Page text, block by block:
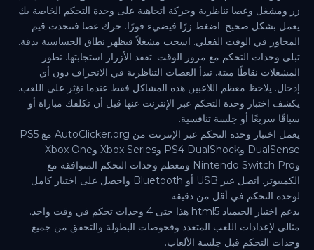
زر ومشغل وعصا تناظرية وحركة اتجاهية على وحدة التحكم الخاصة بك
يعمل بشكل صحيح. اضغط زرًا فيضيء فورًا. حرك عصا فتتحدث قيم
المحاور في الوقت الفعلي. اسحب مشغلاً فيظهر نطاق الحساسية بدقة.
تبلى وحدات التحكم مع مرور الوقت. تفقد الأزرار استجابتها. تطور
المشغلات نقاطًا ميتة. تبدأ العصات التناظرية في الانجراف دون أي
إدخال. يلاحظ معظم اللاعبين هذه المشاكل فقط عندما تؤثر على اللعب.
يكشف اختبار وحدة التحكم عبر الإنترنت عنها قبل أن تكلفك مباراة أو
سباقًا سريعًا أو جلسة تنافسية.
يعمل اختبار وحدة التحكم عبر الإنترنت من AutoClicker.org مع PS5
DualSense وPS4 DualShock وXbox Series وXbox One
وNintendo Switch Pro ومعظم وحدات التحكم المتوافقة مع
الكمبيوتر. اتصل عبر USB أو Bluetooth واحصل على اختبار كامل
لوحدة التحكم في أقل من دقيقة.
يدعم اختبار الجيمباد html5 هذا حتى 4 وحدات تحكم في وقت واحد.
مثالي لإعدادات اللعب المتعدد وفحوصات البطولة والتحقق من جميع
وحدات التحكم قبل جلسة الألعاب.